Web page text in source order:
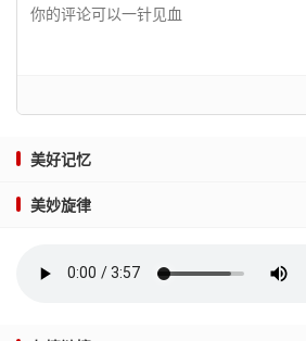
美好记忆
美妙旋律